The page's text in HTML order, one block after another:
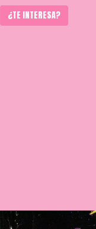
¿TE INTERESA?